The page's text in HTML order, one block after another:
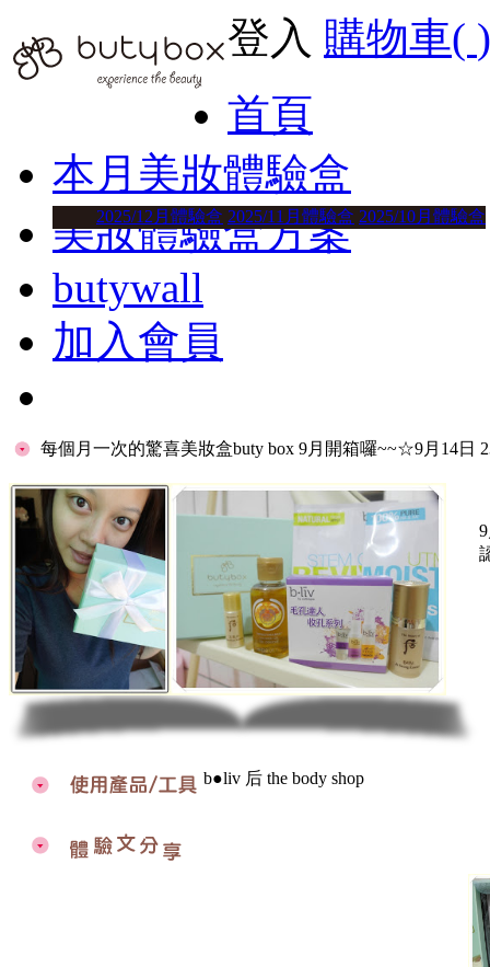
登入 購物車( )
首頁
本月美妝體驗盒
2025/12月體驗盒 2025/11月體驗盒 2025/10月體驗盒
美妝體驗盒方案
butywall
加入會員
每個月一次的驚喜美妝盒buty box 9月開箱囉~~☆9月14日
b●liv 后 the body shop